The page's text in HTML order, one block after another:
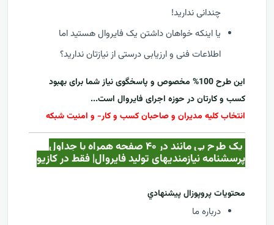
چندانی ندارید!
یا اینکه خواهان داشتن یک فایروال هستید اما
اطلاعات فنی و ارزیابی درستی از نیازتان ندارید؟
این طرح 100% مخصوص و پاسخگوی نیاز شما برای بهبود
کسب و کارتان در حوزه اجرای فایروال است...
انتخاب کلیه مدیران و صاحبان کسب و کار- و امنیت شبکه
یک طرح بی مانند در ۴۰ صفحه همراه با جداول
پرسشنامه نیازمندیهای تولید فایروال| فقط در کازيو
محتويات پروپوزال پيشنهادي
درباره ما